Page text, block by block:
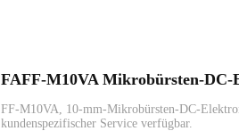
FAFF-M10VA Mikrobürsten-DC-
FF-M10VA, 10-mm-Mikrobürsten-DC-
kundenspezifischer Service verfügbar.